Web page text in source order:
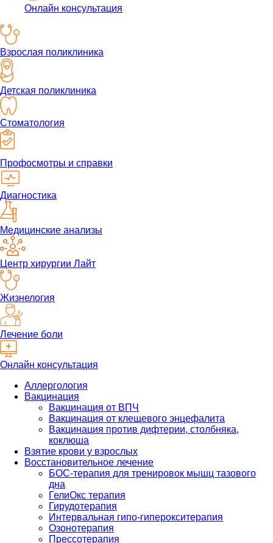
Онлайн консультация
Взрослая поликлиника
Детская поликлиника
Стоматология
Профосмотры и справки
Диагностика
Медицинские анализы
Центр хирургии Лайт
Жизнелогия
Лечение боли
Онлайн консультация
Аллергология
Вакцинация
Вакцинация от ВПЧ
Вакцинация от клещевого энцефалита
Вакцинация против дифтерии, столбняка,
коклюша
Взятие крови у взрослых
Восстановительное лечение
БОС-терапия для тренировок мышц тазового
дна
ГелиОкс терапия
Гирудотерапия
Интервальная гипо-гиперокситерапия
Озонотерапия
Прессотерапия